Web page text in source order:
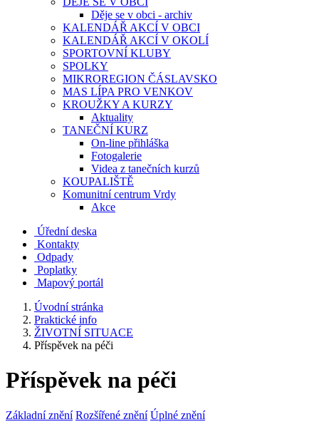
Děje se v obci - archiv
KALENDÁŘ AKCÍ V OBCI
KALENDÁŘ AKCÍ V OKOLÍ
SPORTOVNÍ KLUBY
SPOLKY
MIKROREGION ČÁSLAVSKO
MAS LÍPA PRO VENKOV
KROUŽKY A KURZY
Aktuality
TANEČNÍ KURZ
On-line přihláška
Fotogalerie
Videa z tanečních kurzů
KOUPALIŠTĚ
Komunitní centrum Vrdy
Akce
Úřední deska
Kontakty
Odpady
Poplatky
Mapový portál
Úvodní stránka
Praktické info
ŽIVOTNÍ SITUACE
Příspěvek na péči
Příspěvek na péči
Základní znění Rozšířené znění Úplné znění